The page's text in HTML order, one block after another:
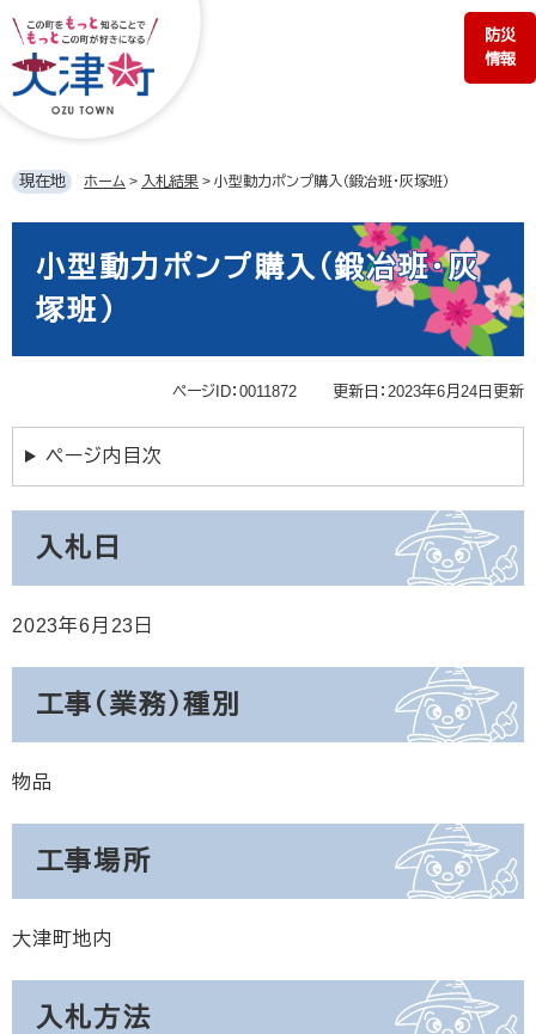
ジ
の
す。
ュ
ー
し
防災
情報
現在地 ホーム > 入札結果 > 小型動力ポンプ購入（鍛冶班・灰塚班）
小型動力ポンプ購入（鍛冶班・灰
塚班）
ページID：0011872 更新日：2023年6月24日更新
ページ内目次
入札日
2023年6月23日
工事（業務）種別
物品
工事場所
大津町地内
入札方法